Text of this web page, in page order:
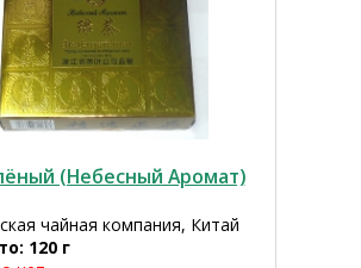
(Небесный Аромат)
чайная компания, Китай
120 г